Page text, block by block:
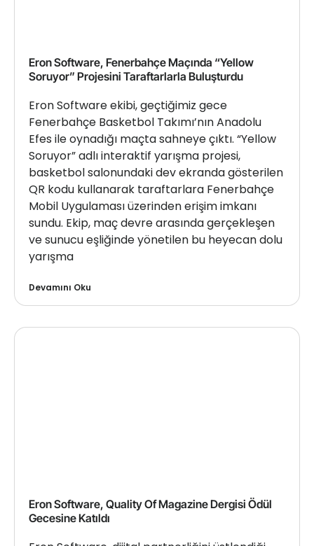
Eron Software, Fenerbahçe Maçında “Yellow
Soruyor” Projesini Taraftarlarla Buluşturdu
Eron Software ekibi, geçtiğimiz gece
Fenerbahçe Basketbol Takımı’nın Anadolu
Efes ile oynadığı maçta sahneye çıktı. “Yellow
Soruyor” adlı interaktif yarışma projesi,
basketbol salonundaki dev ekranda gösterilen
QR kodu kullanarak taraftarlara Fenerbahçe
Mobil Uygulaması üzerinden erişim imkanı
sundu. Ekip, maç devre arasında gerçekleşen
ve sunucu eşliğinde yönetilen bu heyecan dolu
yarışma
Devamını Oku
Eron Software, Quality Of Magazine Dergisi Ödül
Gecesine Katıldı